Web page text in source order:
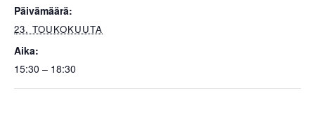
Päivämäärä:
23. TOUKOKUUTA
Aika:
15:30 – 18:30